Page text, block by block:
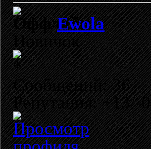
Ewola
Новичок
Сообщений: 36
Репутация: +13/-0